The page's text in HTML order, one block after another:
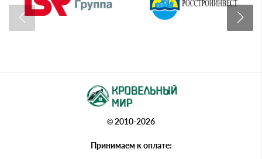
© 2010-2026
Принимаем к оплате: